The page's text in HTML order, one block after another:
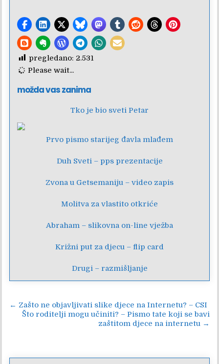
pregledano: 2.531
Please wait...
možda vas zanima
Tko je bio sveti Petar
Prvo pismo starijeg đavla mlađem
Duh Sveti – pps prezentacije
Zvona u Getsemaniju – video zapis
Molitva za vlastito otkriće
Abraham – slikovna on-line vježba
Križni put za djecu – flip card
Drugi – razmišljanje
Navigacija
objava
← Zašto ne objavljivati slike djece na Internetu? – CSI
Što roditelji mogu učiniti? – Pismo tate koji se bavi
zaštitom djece na internetu →